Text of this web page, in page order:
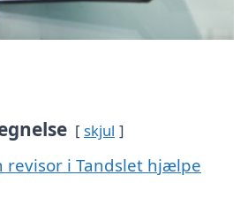
skjul
revisor i Tandslet hjælpe